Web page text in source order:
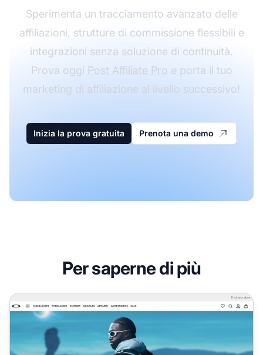
Sperimenta un tracciamento avanzato delle
affiliazioni, strutture di commissione flessibili e
integrazioni senza soluzione di continuità.
Prova oggi Post Affiliate Pro e porta il tuo
marketing di affiliazione al livello successivo!
Inizia la prova gratuita Prenota una demo
Per saperne di più
Programma di Affiliazione Oakley